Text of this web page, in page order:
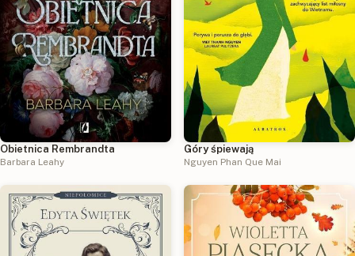
Obietnica Rembrandta
Barbara Leahy
Góry śpiewają
Nguyen Phan Que Mai